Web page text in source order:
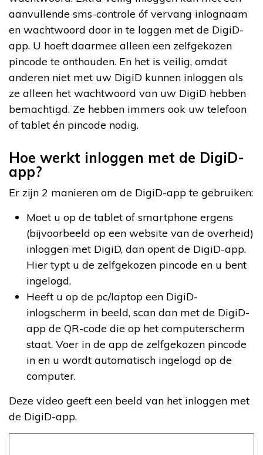
aanvullende sms-controle óf vervang inlognaam
en wachtwoord door in te loggen met de DigiD-
app. U hoeft daarmee alleen een zelfgekozen
pincode te onthouden. En het is veilig, omdat
anderen niet met uw DigiD kunnen inloggen als
ze alleen het wachtwoord van uw DigiD hebben
bemachtigd. Ze hebben immers ook uw telefoon
of tablet én pincode nodig.
Hoe werkt inloggen met de DigiD-
app?
Er zijn 2 manieren om de DigiD-app te gebruiken:
Moet u op de tablet of smartphone ergens
(bijvoorbeeld op een website van de overheid)
inloggen met DigiD, dan opent de DigiD-app.
Hier typt u de zelfgekozen pincode en u bent
ingelogd.
Heeft u op de pc/laptop een DigiD-
inlogscherm in beeld, scan dan met de DigiD-
app de QR-code die op het computerscherm
staat. Voer in de app de zelfgekozen pincode
in en u wordt automatisch ingelogd op de
computer.
Deze video geeft een beeld van het inloggen met
de DigiD-app.